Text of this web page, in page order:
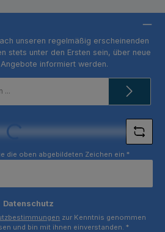
unseren regelmäßig erscheinenden
stets unter den Ersten sein, über neue
informiert werden.
Loading...
die oben abgebildeten Zeichen ein *
Datenschutz
zur Kenntnis genommen
und bin mit ihnen einverstanden. *